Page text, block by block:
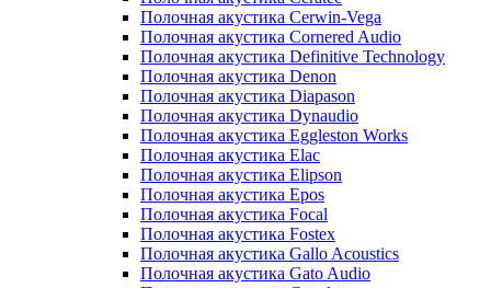
Полочная акустика Cerwin-Vega
Полочная акустика Cornered Audio
Полочная акустика Definitive Technology
Полочная акустика Denon
Полочная акустика Diapason
Полочная акустика Dynaudio
Полочная акустика Eggleston Works
Полочная акустика Elac
Полочная акустика Elipson
Полочная акустика Epos
Полочная акустика Focal
Полочная акустика Fostex
Полочная акустика Gallo Acoustics
Полочная акустика Gato Audio